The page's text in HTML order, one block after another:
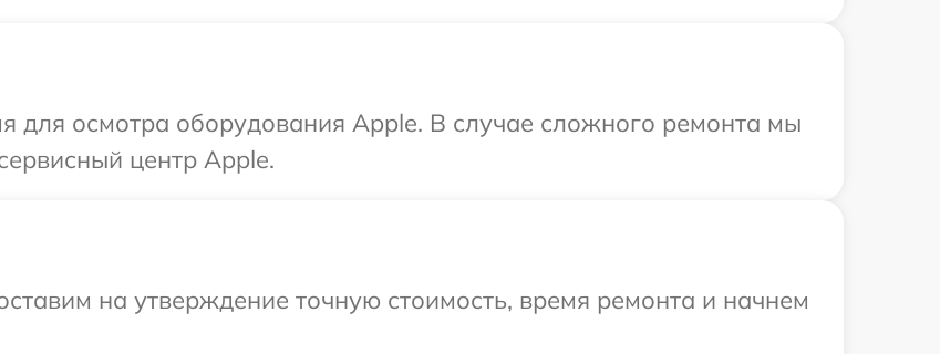
для осмотра оборудования Apple. В случае сложного ремонта мы
центр Apple.
на утверждение точную стоимость, время ремонта и начнем